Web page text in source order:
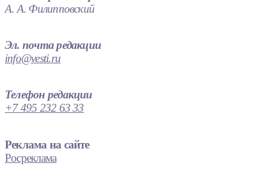
А. А. Филипповский
Эл. почта редакции
info@vesti.ru
Телефон редакции
+7 495 232 63 33
Реклама на сайте
Росреклама